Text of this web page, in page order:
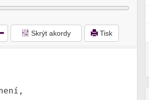
Skrýt akordy Tisk